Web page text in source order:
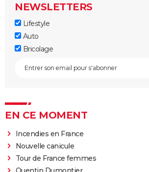
NEWSLETTERS
Lifestyle
Auto
Bricolage
EN CE MOMENT
Incendies en France
Nouvelle canicule
Tour de France femmes